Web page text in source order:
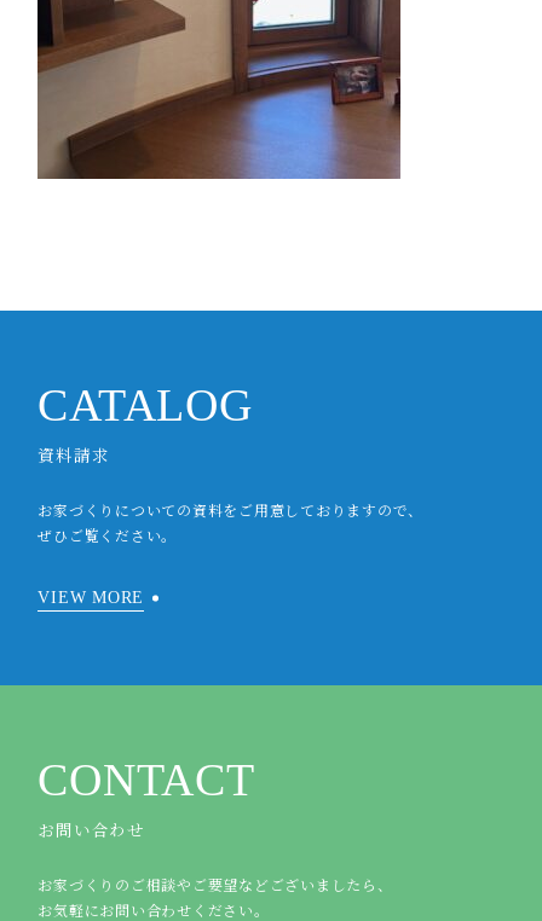
CATALOG
資料請求
お家づくりについての資料をご用意しておりますので、
ぜひご覧ください。
VIEW MORE
CONTACT
お問い合わせ
お家づくりのご相談やご要望などございましたら、
お気軽にお問い合わせください。